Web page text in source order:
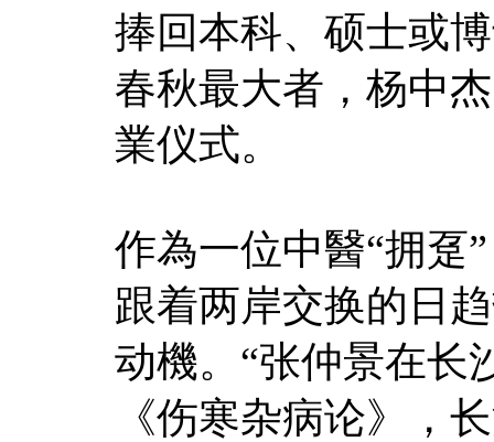
捧回本科、硕士或
春秋最大者，杨中
業仪式。
作為一位中醫“拥趸
跟着两岸交换的日
动機。“张仲景在长
《伤寒杂病论》，